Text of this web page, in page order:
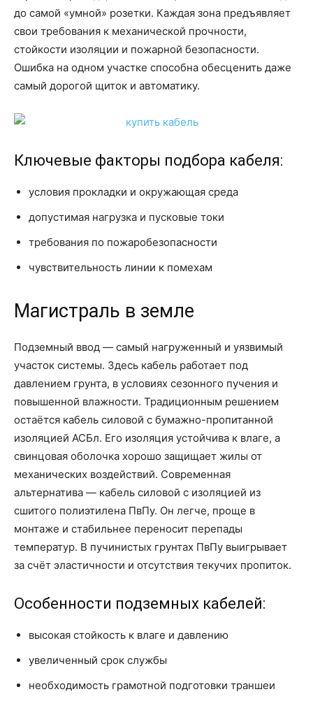
до самой «умной» розетки. Каждая зона предъявляет
свои требования к механической прочности,
стойкости изоляции и пожарной безопасности.
Ошибка на одном участке способна обесценить даже
самый дорогой щиток и автоматику.
Ключевые факторы подбора кабеля:
условия прокладки и окружающая среда
допустимая нагрузка и пусковые токи
требования по пожаробезопасности
чувствительность линии к помехам
Магистраль в земле
Подземный ввод — самый нагруженный и уязвимый
участок системы. Здесь кабель работает под
давлением грунта, в условиях сезонного пучения и
повышенной влажности. Традиционным решением
остаётся кабель силовой с бумажно-пропитанной
изоляцией АСБл. Его изоляция устойчива к влаге, а
свинцовая оболочка хорошо защищает жилы от
механических воздействий. Современная
альтернатива — кабель силовой с изоляцией из
сшитого полиэтилена ПвПу. Он легче, проще в
монтаже и стабильнее переносит перепады
температур. В пучинистых грунтах ПвПу выигрывает
за счёт эластичности и отсутствия текучих пропиток.
Особенности подземных кабелей:
высокая стойкость к влаге и давлению
увеличенный срок службы
необходимость грамотной подготовки траншеи